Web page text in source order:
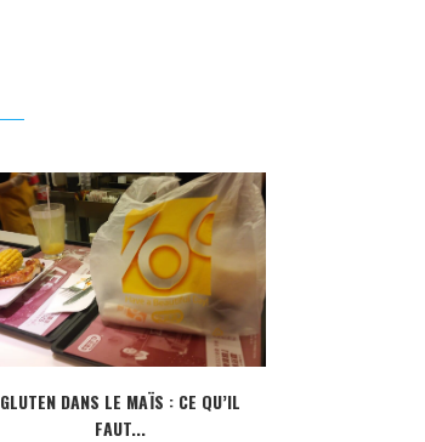
GLUTEN DANS LE MAÏS : CE QU’IL
FAUT...